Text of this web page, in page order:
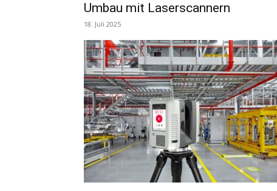
Umbau mit Laserscannern
18. Juli 2025